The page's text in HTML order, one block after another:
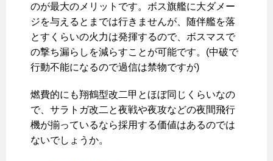
のが最大のメリットです。ボス旗艦に大ダメー
ジを与えるとまでは行きませんが、随伴艦を落
とすくらいの火力は発揮するので、ボスマスで
の撃ち漏らしを減らすことが可能です。(中破で
行動不能になるので過信は禁物ですが)
燃費的にも翔鶴型改二甲とほぼ同じくらいなの
で、サラトガ改二と夜戦や夜攻などの夜間飛行
機が揃っているなら採用する価値はあるのでは
ないでしょうか。